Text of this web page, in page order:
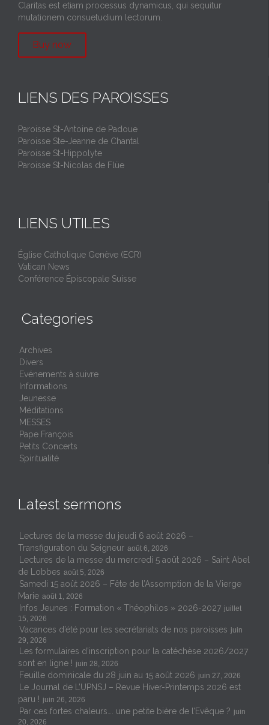
Claritas est etiam processus dynamicus, qui sequitur
mutationem consuetudium lectorum.
Buy now
LIENS DES PAROISSES
Paroisse St-Antoine de Padoue
Paroisse Ste-Jeanne de Chantal
Paroisse St-Hippolyte
Paroisse St-Nicolas de Flüe
LIENS UTILES
Église Catholique Genève (ECR)
Vatican News
Conférence Épiscopale Suisse
Categories
Archives
Divers
Evénements à suivre
Informations
Jeunesse
Méditations
MESSES
Pape François
Petits Concerts
Spiritualité
Latest sermons
Lectures de la messe du jeudi 6 août 2026 –
Transfiguration du Seigneur août 6, 2026
Lectures de la messe du mercredi 5 août 2026 – Saint Abel
de Lobbes août 5, 2026
Samedi 15 août 2026 – Fête de l’Assomption de la Vierge
Marie août 1, 2026
Infos Jeunes : Formation « Théophilos » 2026-2027 juillet
15, 2026
Vacances d’été pour les secrétariats de nos paroisses juin
29, 2026
Les formulaires d’inscription pour la catéchèse 2026/2027
sont en ligne ! juin 28, 2026
Feuille dominicale du 28 juin au 15 août 2026 juin 27, 2026
Le Journal de L’UPNSJ – Revue Hiver-Printemps 2026 est
paru ! juin 26, 2026
Par ces fortes chaleurs…. une petite bière de l’Evêque ? juin
20, 2026